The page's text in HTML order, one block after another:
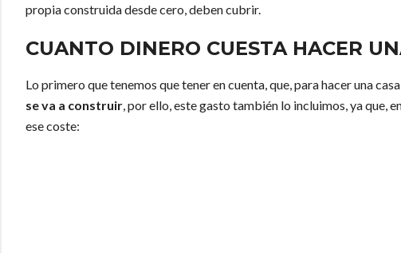
propia construida desde cero, deben cubrir.
CUANTO DINERO CUESTA HACER
Lo primero que tenemos que tener en cuenta, que, para hacer una
se va a construir, por ello, este gasto también lo incluimos, ya que,
ese coste: